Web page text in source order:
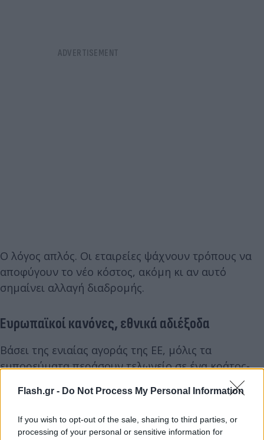
Flash.gr - Do Not Process My Personal Information
If you wish to opt-out of the sale, sharing to third parties, or
processing of your personal or sensitive information for
Ο λόγος απλός. Οι εταιρείες ψάχνουν τρόπους να
αποφύγουν το νέο κόστος, ακόμη κι αν αυτό
σημαίνει αλλαγή διαδρομής.
Ευρωπαϊκοί κανόνες, εθνικά αδιέξοδα
Βάσει της ενιαίας αγοράς της ΕΕ, μόλις τα
εμπορεύματα περάσουν τελωνείο σε ένα κράτος-
μέλος, κυκλοφορούν ελεύθερα παντού. Έτσι, οι
πλατφόρμες μπορούν να φέρνουν τα δέματά τους
σε άλλα ευρωπαϊκά αεροδρόμια και στη συνέχεια
να τα μεταφέρουν οδικώς στην Ιταλία, χωρίς καν